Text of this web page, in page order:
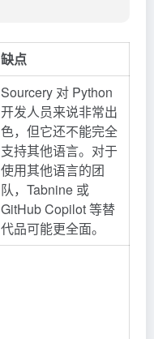
缺点
Sourcery 对 Python
开发人员来说非常出
色，但它还不能完全
支持其他语言。对于
使用其他语言的团
队，Tabnine 或
GitHub Copilot 等替
代品可能更全面。